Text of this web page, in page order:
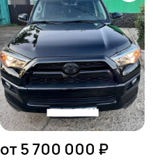
Антиквариат и
коллекционирование
от 5 700 000 ₽